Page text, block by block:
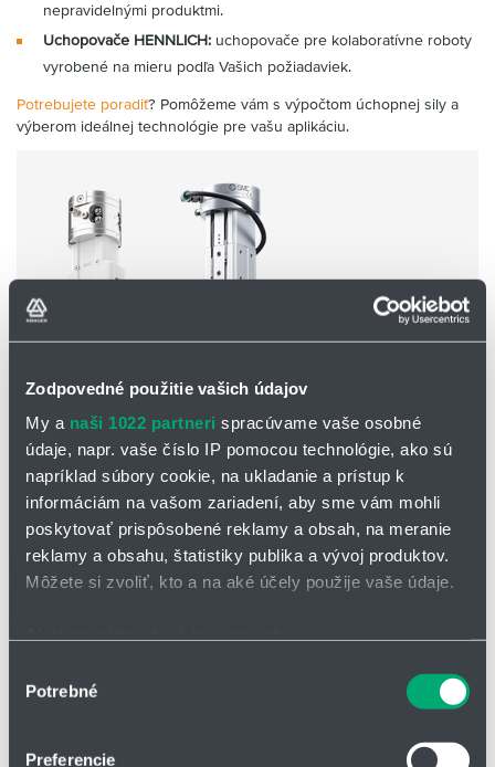
Zodpovedné použitie vašich údajov
My a naši 1022 partneri spracúvame vaše osobné
údaje, napr. vaše číslo IP pomocou technológie, ako sú
napríklad súbory cookie, na ukladanie a prístup k
informáciám na vašom zariadení, aby sme vám mohli
poskytovať prispôsobené reklamy a obsah, na meranie
reklamy a obsahu, štatistiky publika a vývoj produktov.
Môžete si zvoliť, kto a na aké účely použije vaše údaje.
polohe s presnosťou na niekoľko metrov
súhlasu
Potrebné
Preferencie
nepravidelnými produktmi.
Uchopovače HENNLICH: uchopovače pre kolaboratívne roboty
vyrobené na mieru podľa Vašich požiadaviek.
Potrebujete poradiť? Pomôžeme vám s výpočtom úchopnej sily a
výberom ideálnej technológie pre vašu aplikáciu.
Pneumatické uchopovače SMC
Jednoduchá integrácia (Plug & Play)
Kompaktný a ľahký dizajn
Energetická efektivita
Podkategórie